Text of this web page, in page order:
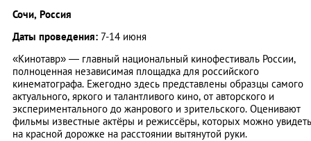
Сочи, Россия
Даты проведения: 7-14 июня
«Кинотавр» — главный национальный кинофестиваль России,
полноценная независимая площадка для российского
кинематографа. Ежегодно здесь представлены образцы самого
актуального, яркого и талантливого кино, от авторского и
экспериментального до жанрового и зрительского. Оценивают
фильмы известные актёры и режиссёры, которых можно увидеть
на красной дорожке на расстоянии вытянутой руки.